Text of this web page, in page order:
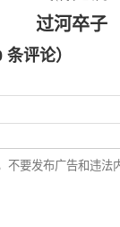
过河卒子
条评论）